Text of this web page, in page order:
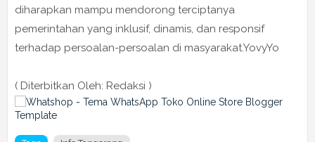
diharapkan mampu mendorong terciptanya
pemerintahan yang inklusif, dinamis, dan responsif
terhadap persoalan-persoalan di masyarakat.YovyYo
( Diterbitkan Oleh: Redaksi )